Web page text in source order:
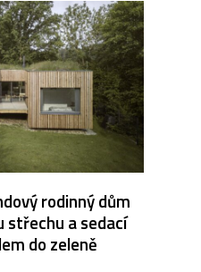
rodinný dům
střechu a sedací
do zeleně